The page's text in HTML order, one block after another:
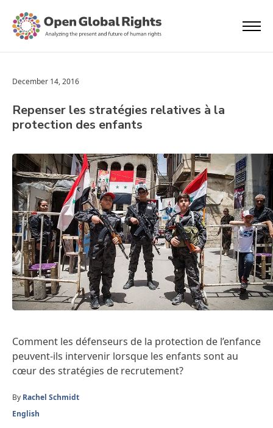
December 14, 2016
Repenser les stratégies relatives à la
protection des enfants
Comment les défenseurs de la protection de l’enfance
peuvent-ils intervenir lorsque les enfants sont au
cœur des stratégies de recrutement?
By Rachel Schmidt
English